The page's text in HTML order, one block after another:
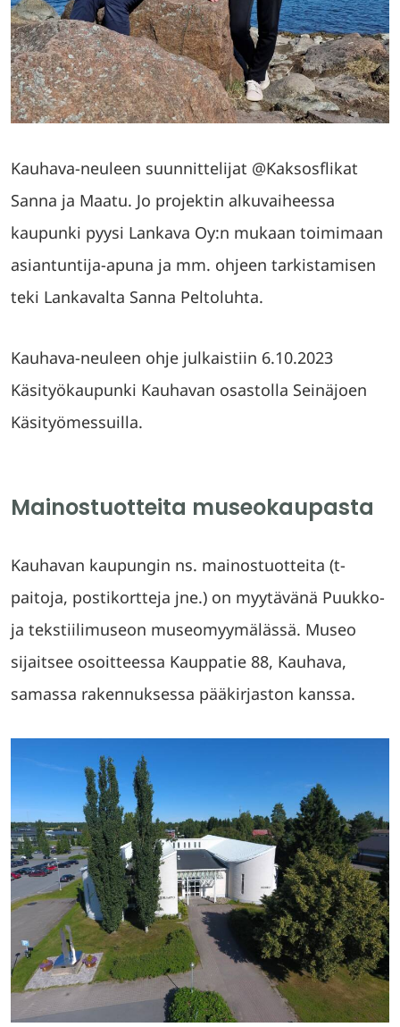
Kauhava-neuleen suunnittelijat @Kaksosflikat
Sanna ja Maatu. Jo projektin alkuvaiheessa
kaupunki pyysi Lankava Oy:n mukaan toimimaan
asiantuntija-apuna ja mm. ohjeen tarkistamisen
teki Lankavalta Sanna Peltoluhta.
Kauhava-neuleen ohje julkaistiin 6.10.2023
Käsityökaupunki Kauhavan osastolla Seinäjoen
Käsityömessuilla.
Mainostuotteita museokaupasta
Kauhavan kaupungin ns. mainostuotteita (t-
paitoja, postikortteja jne.) on myytävänä Puukko-
ja tekstiilimuseon museomyymälässä. Museo
sijaitsee osoitteessa Kauppatie 88, Kauhava,
samassa rakennuksessa pääkirjaston kanssa.